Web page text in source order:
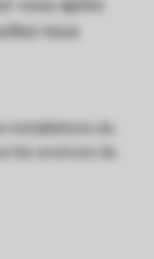
installations du
les environs du